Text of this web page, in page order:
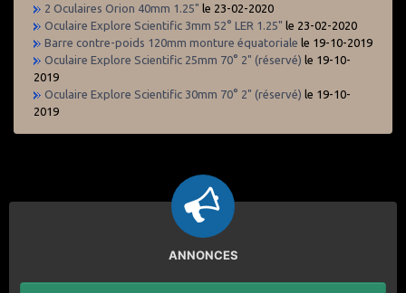
2 Oculaires Orion 40mm 1.25" le 23-02-2020
Oculaire Explore Scientific 3mm 52° LER 1.25" le 23-02-2020
Barre contre-poids 120mm monture équatoriale le 19-10-2019
Oculaire Explore Scientific 25mm 70° 2" (réservé) le 19-10-
2019
Oculaire Explore Scientific 30mm 70° 2" (réservé) le 19-10-
2019
ANNONCES